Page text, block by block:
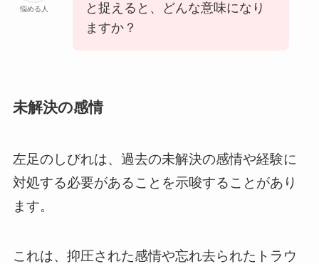
悩める人
と捉えると、どんな意味になり
ますか？
未解決の感情
左足のしびれは、過去の未解決の感情や経験に
対処する必要があることを示唆することがあり
ます。
これは、抑圧された感情や忘れ去られたトラウ